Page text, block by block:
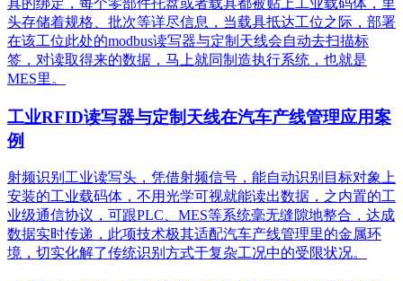
具的绑定，每个零部件托盘或者载具都被贴上工业载码体，里
头存储着规格、批次等详尽信息，当载具抵达工位之际，部署
在该工位此处的modbus读写器与定制天线会自动去扫描标
签，对读取得来的数据，马上就同制造执行系统，也就是
MES里。
工业RFID读写器与定制天线在汽车产线管理应用案
例
射频识别工业读写头，凭借射频信号，能自动识别目标对象上
安装的工业载码体，不用光学可视就能读出数据，之内置的工
业级通信协议，可跟PLC、MES等系统毫无缝隙地整合，达成
数据实时传递，此项技术极其适配汽车产线管理里的金属环
境，切实化解了传统识别方式于复杂工况中的受限状况。